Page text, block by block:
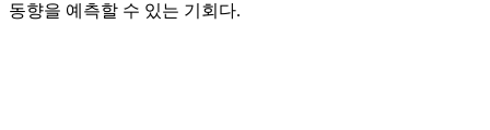
동향을 예측할 수 있는 기회다.